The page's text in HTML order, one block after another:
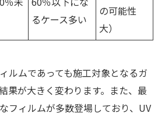
るケース多い
の可能性
大）
ルムであっても施工対象となるガ
果が大きく変わります。また、最
フィルムが多数登場しており、UV